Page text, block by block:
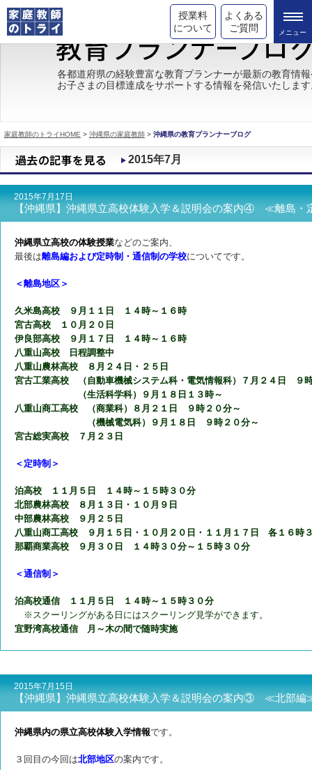
授業料
について
よくある
ご質問
トライの教育理念
成績が上がる理由
都道府県別情報
合格体験談
キャンペーン情報
各都道府県の経験豊富な教育プランナーが最新の教育情
お子さまの目標達成をサポートする情報を発信いたしま
家庭教師のトライHOME > 沖縄県の家庭教師 > 沖縄県の教育プランナーブログ
2015年7月
2015年7月17日
【沖縄県】沖縄県立高校体験入学＆説明会の案内④ ≪離島・
沖縄県立高校の体験授業などのご案内、
最後は離島編および定時制・通信制の学校についてです。
＜離島地区＞
久米島高校 ９月１１日 １４時～１６時
宮古高校 １０月２０日
伊良部高校 ９月１７日 １４時～１６時
八重山高校 日程調整中
八重山農林高校 ８月２４日・２５日
宮古工業高校 （自動車機械システム科・電気情報科）７月２４日 ９
（生活科学科）９月１８日１３時～
八重山商工高校 （商業科）８月２１日 ９時２０分～
（機械電気科）９月１８日 ９時２０分～
宮古総実高校 ７月２３日
＜定時制＞
泊高校 １１月５日 １４時～１５時３０分
北部農林高校 ８月１３日・１０月９日
中部農林高校 ９月２５日
八重山商工高校 ９月１５日・１０月２０日・１１月１７日 各１６時
那覇商業高校 ９月３０日 １４時３０分～１５時３０分
＜通信制＞
泊高校通信 １１月５日 １４時～１５時３０分
※スクーリングがある日にはスクーリング見学ができます。
宜野湾高校通信 月～木の間で随時実施
2015年7月15日
【沖縄県】沖縄県立高校体験入学＆説明会の案内③ ≪北部
沖縄県内の県立高校体験入学情報です。
３回目の今回は北部地区の案内です。